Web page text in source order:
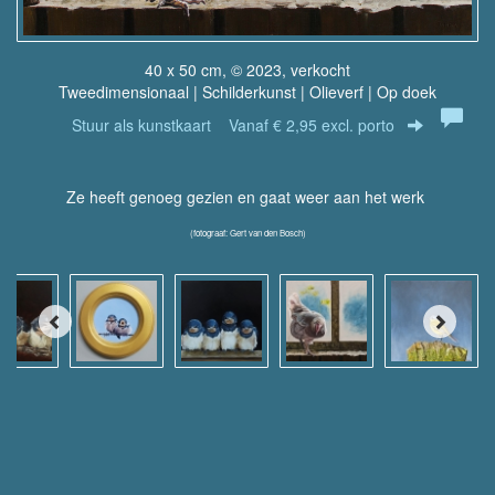
40 x 50 cm, © 2023, verkocht
Tweedimensionaal | Schilderkunst | Olieverf | Op doek
Stuur als kunstkaart Vanaf € 2,95 excl. porto
Ze heeft genoeg gezien en gaat weer aan het werk
(fotograaf: Gert van den Bosch)